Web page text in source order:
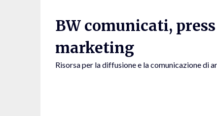
BW comunicati,
marketing
Risorsa per la diffusione e la comunicazione di